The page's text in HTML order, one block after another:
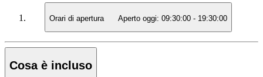
Orari di apertura Aperto oggi: 09:30:00 - 19:30:00
Cosa è incluso